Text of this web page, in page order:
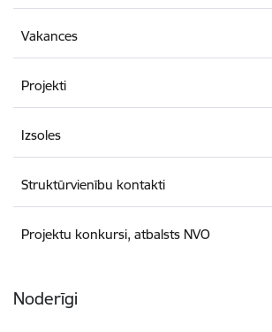
Vakances
Projekti
Izsoles
Struktūrvienību kontakti
Projektu konkursi, atbalsts NVO
Noderīgi